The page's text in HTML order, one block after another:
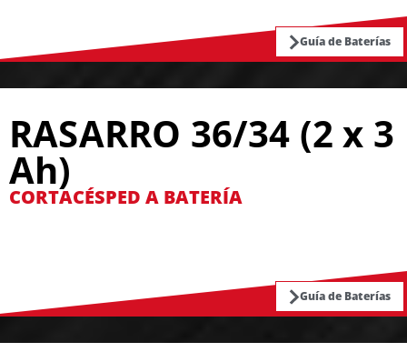
Guía de Baterías
RASARRO 36/34 (2 x 3
Ah)
CORTACÉSPED A BATERÍA
Guía de Baterías